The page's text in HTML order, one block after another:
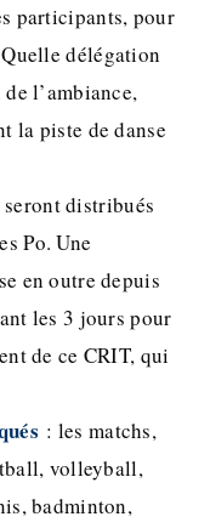
participants, pour
délégation
l’ambiance,
la piste de danse
seront distribués
Po. Une
en outre depuis
les 3 jours pour
de ce CRIT, qui
: les matchs,
volleyball,
badminton,